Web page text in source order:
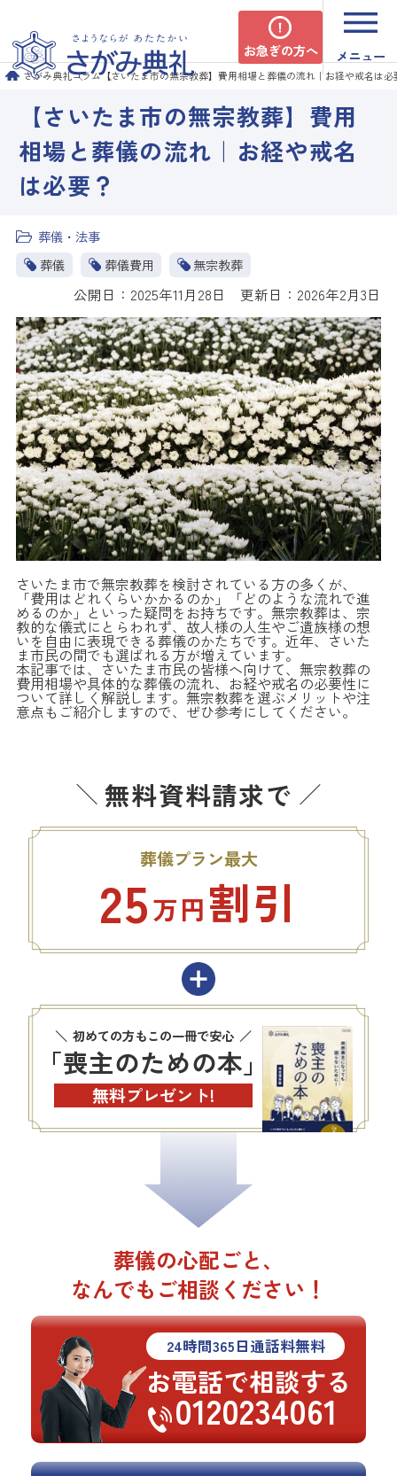
お急ぎの方へ メニュー
さがみ典礼コラム【さいたま市の無宗教葬】費用相場と葬儀の流れ｜お経や戒名は必
【さいたま市の無宗教葬】費用
相場と葬儀の流れ｜お経や戒名
は必要？
葬儀・法事
葬儀
葬儀費用 無宗教葬
公開日：2025年11月28日 更新日：2026年2月3日
さいたま市で無宗教葬を検討されている方の多くが、
「費用はどれくらいかかるのか」「どのような流れで進
めるのか」といった疑問をお持ちです。無宗教葬は、宗
教的な儀式にとらわれず、故人様の人生やご遺族様の想
いを自由に表現できる葬儀のかたちです。近年、さいた
ま市民の間でも選ばれる方が増えています。
本記事では、さいたま市民の皆様へ向けて、無宗教葬の
費用相場や具体的な葬儀の流れ、お経や戒名の必要性に
ついて詳しく解説します。無宗教葬を選ぶメリットや注
意点もご紹介しますので、ぜひ参考にしてください。
無料資料請求で
葬儀プラン最大
25万円割引
初めての方もこの一冊で安心
「喪主のための本」
無料プレゼント!
葬儀の心配ごと、
なんでもご相談ください！
24時間365日通話料無料
お電話で相談する
0120234061